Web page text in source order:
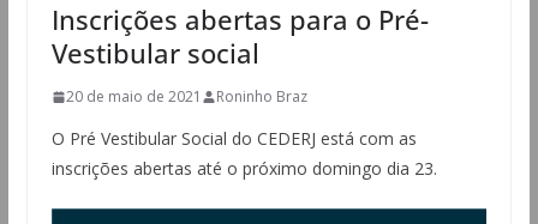
Inscrições abertas para o Pré-
Vestibular social
20 de maio de 2021 Roninho Braz
O Pré Vestibular Social do CEDERJ está com as
inscrições abertas até o próximo domingo dia 23.